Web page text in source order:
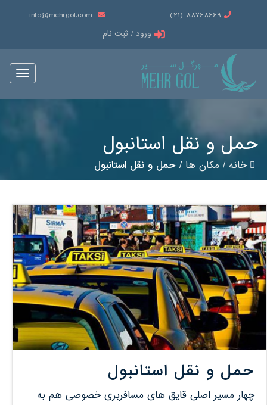
88768669 (21)
info@mehrgol.com
ورود / ثبت نام
Toggle
حمل و نقل استانبول
خانه/ مکان ها/ حمل و نقل استانبول
حمل و نقل استانبول
چهار مسیر اصلی قایق های مسافربری خصوصی هم به